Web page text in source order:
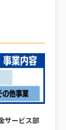
サービス部